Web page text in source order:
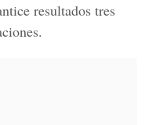
resultados tres